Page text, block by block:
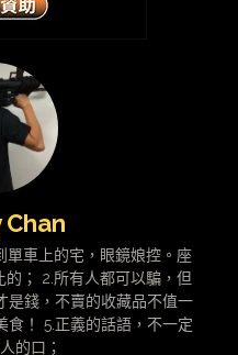
單車上的宅，眼鏡娘控。座
； 2.所有人都可以騙，但
是錢，不賣的收藏品不值一
食！ 5.正義的話語，不一定
的口；